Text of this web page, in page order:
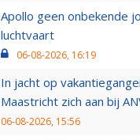
Apollo geen onbekende
luchtvaart
06-08-2026, 16:19
In jacht op
Maastricht zich aan bij
06-08-2026, 15:56